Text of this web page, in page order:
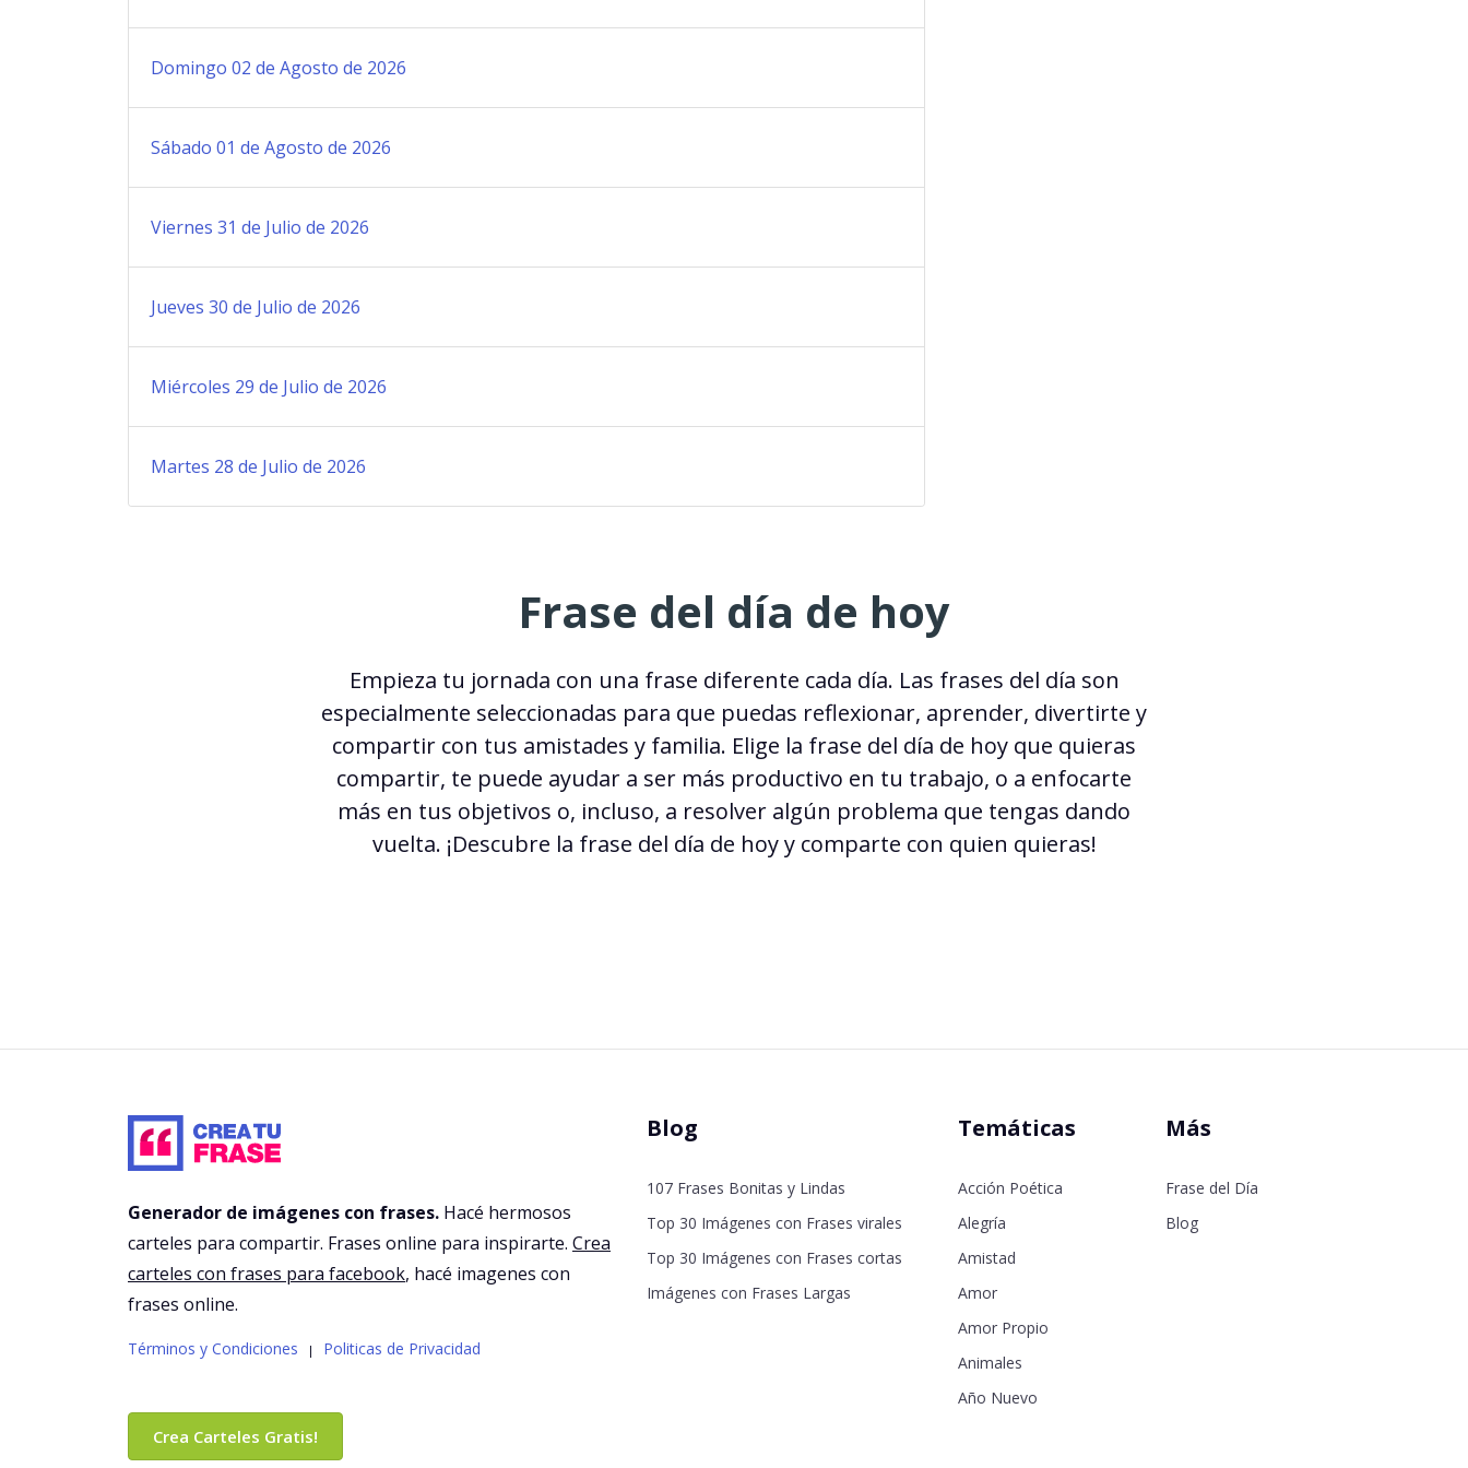
Domingo 02 de Agosto de 2026
Sábado 01 de Agosto de 2026
Viernes 31 de Julio de 2026
Jueves 30 de Julio de 2026
Miércoles 29 de Julio de 2026
Martes 28 de Julio de 2026
Frase del día de hoy
Empieza tu jornada con una frase diferente cada día. Las frases del día son
especialmente seleccionadas para que puedas reflexionar, aprender, divertirte y
compartir con tus amistades y familia. Elige la frase del día de hoy que quieras
compartir, te puede ayudar a ser más productivo en tu trabajo, o a enfocarte
más en tus objetivos o, incluso, a resolver algún problema que tengas dando
vuelta. ¡Descubre la frase del día de hoy y comparte con quien quieras!
Generador de imágenes con frases. Hacé hermosos
carteles para compartir. Frases online para inspirarte. Crea
carteles con frases para facebook, hacé imagenes con
frases online.
Términos y Condiciones | Politicas de Privacidad
Crea Carteles Gratis!
Blog
107 Frases Bonitas y Lindas
Top 30 Imágenes con Frases virales
Top 30 Imágenes con Frases cortas
Imágenes con Frases Largas
Temáticas
Acción Poética
Alegría
Amistad
Amor
Amor Propio
Animales
Año Nuevo
Más
Frase del Día
Blog